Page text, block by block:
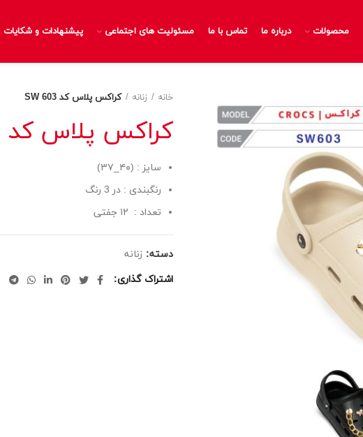
محصولات درباره ما تماس با ما مسئولیت های اجتماعی پیشنهادات و شکایات
خانه زنانه کراکس پلاس کد SW 603
کراکس پلاس کد SW 603
سایز : (۴۰_۳۷)
رنگبندی : در 3 رنگ
تعداد : ۱۲ جفتی
دسته: زنانه
اشتراک گذاری